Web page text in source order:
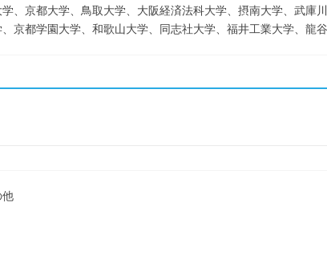
、京都大学、鳥取大学、大阪経済法科大学、摂南大学、武庫
京都学園大学、和歌山大学、同志社大学、福井工業大学、龍
他